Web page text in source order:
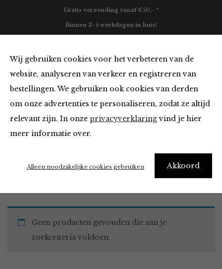
Wij gebruiken cookies voor het verbeteren van de
website, analyseren van verkeer en registreren van
bestellingen. We gebruiken ook cookies van derden
om onze advertenties te personaliseren, zodat ze altijd
relevant zijn. In onze privacyverklaringvind je hier
meer informatie over.
Akkoord
Alleen noodzakelijke cookies gebruiken
Gratis verzending vanaf €50,- *
Binnen 3-5 werkdagen in huis!
Must Haves
Home Winkel Accessoires Must Haves
Geen producten gevonden die aan je
zoekcriteria voldoen.